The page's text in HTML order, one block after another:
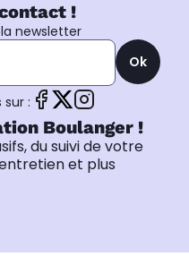
!
newsletter
Ok
:
Boulanger !
du suivi de votre
et plus